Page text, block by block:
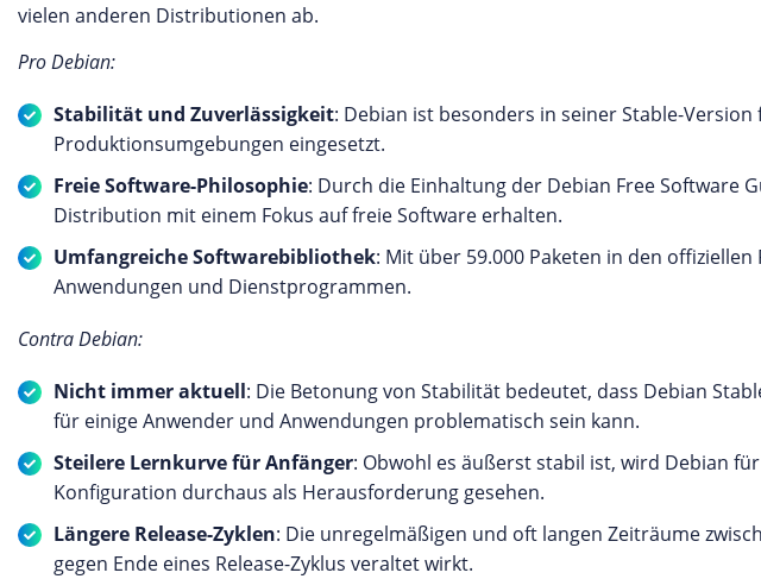
vielen anderen Distributionen ab.
Pro Debian:
Stabilität und Zuverlässigkeit: Debian ist besonders in seiner Stable-
Produktionsumgebungen eingesetzt.
Freie Software-Philosophie: Durch die Einhaltung der Debian Free Software
Distribution mit einem Fokus auf freie Software erhalten.
Umfangreiche Softwarebibliothek: Mit über 59.000 Paketen in den
Anwendungen und Dienstprogrammen.
Contra Debian:
Nicht immer aktuell: Die Betonung von Stabilität bedeutet, dass Debian
für einige Anwender und Anwendungen problematisch sein kann.
Steilere Lernkurve für Anfänger: Obwohl es äußerst stabil ist, wird Debian
Konfiguration durchaus als Herausforderung gesehen.
Längere Release-Zyklen: Die unregelmäßigen und oft langen Zeiträume
gegen Ende eines Release-Zyklus veraltet wirkt.